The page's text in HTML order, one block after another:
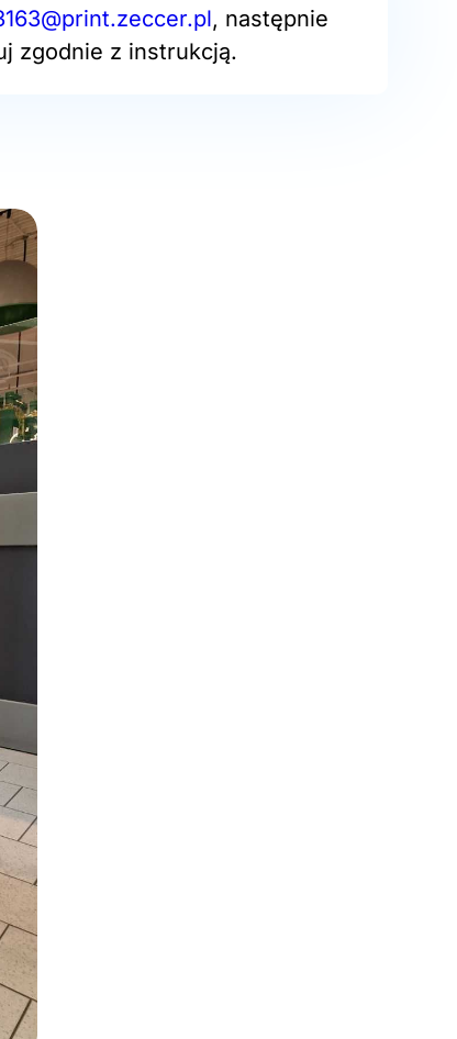
, następnie
zgodnie z instrukcją.